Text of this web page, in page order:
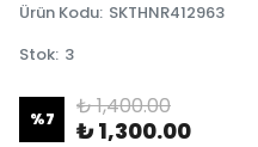
Ürün Kodu: SKTHNR412963
Stok: 3
%7 ₺ 1,400.00
₺ 1,300.00